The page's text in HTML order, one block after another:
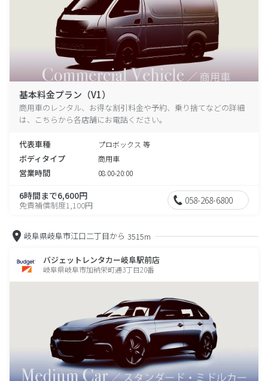
基本料金プラン（V1）
商用車のレンタル、お得な割引料金や予約、乗り捨てなどの詳細
は、こちらから各店舗にお電話ください。
代表車種 プロボックス 等
ボディタイプ 商用車
営業時間 08:00-20:00
6時間まで6,600円
免責補償制度1,100円 058-268-6800
岐阜県岐阜市江口二丁目から 3515m
バジェットレンタカー岐阜駅前店
岐阜県岐阜市加納栄町通3丁目20番